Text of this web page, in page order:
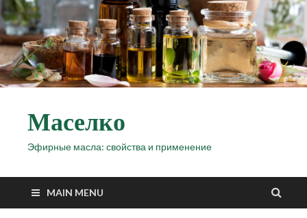
Маселко
Эфирные масла: свойства и применение
MAIN MENU